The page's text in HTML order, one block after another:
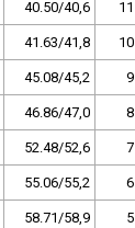
40.50/40,6 11
41.63/41,8 10
45.08/45,2 9
46.86/47,0 8
52.48/52,6 7
55.06/55,2 6
58.71/58,9 5